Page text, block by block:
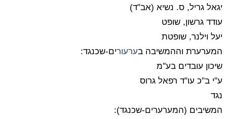
יגאל גריל, ס. נשיא (אב"ד)
עודד גרשון, שופט
יעל וילנר, שופטת
המערערת וההמשיבה בערעורים-שכנגד:
שיכון עובדים בע''מ
ע"י ב"כ עו"ד רפאל גרוס
נגד
המשיבים (המערערים-שכנגד):